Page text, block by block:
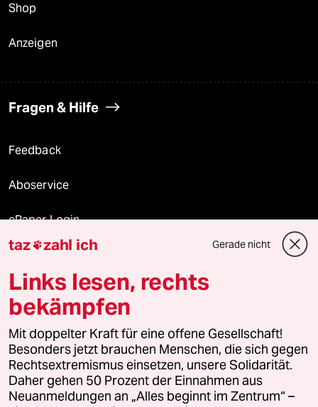
Shop
Anzeigen
Fragen & Hilfe
Feedback
Aboservice
ePaper Login
Downloads für Abonnierende
© 2026 taz Verlags und Vertriebs GmbH
Alle Rechte vorbehalten. Bei rechtlichen Fragen oder für Genehmigungen
wenden Sie sich bitte an
lizenzen@taz.de
Feedback Redaktionsstatut Kommune-Richtlinien
taz zahl ich Gerade nicht
Links lesen, rechts
bekämpfen
Mit doppelter Kraft für eine offene Gesellschaft!
Besonders jetzt brauchen Menschen, die sich gegen
Rechtsextremismus einsetzen, unsere Solidarität.
Daher gehen 50 Prozent der Einnahmen aus
Neuanmeldungen an „Alles beginnt im Zentrum“ –